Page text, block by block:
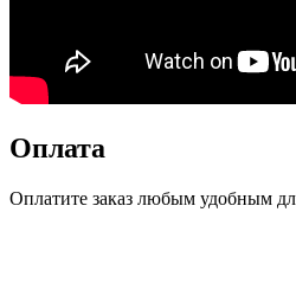
Оплата
Оплатите заказ любым удобным